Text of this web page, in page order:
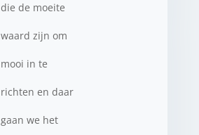
die de moeite
waard zijn om
mooi in te
richten en daar
gaan we het